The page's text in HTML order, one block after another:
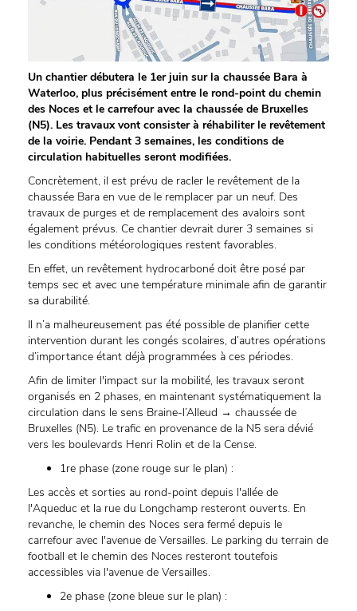
Un chantier débutera le 1er juin sur la chaussée Bara à
Waterloo, plus précisément entre le rond-point du chemin
des Noces et le carrefour avec la chaussée de Bruxelles
(N5). Les travaux vont consister à réhabiliter le revêtement
de la voirie. Pendant 3 semaines, les conditions de
circulation habituelles seront modifiées.
Concrètement, il est prévu de racler le revêtement de la
chaussée Bara en vue de le remplacer par un neuf. Des
travaux de purges et de remplacement des avaloirs sont
également prévus. Ce chantier devrait durer 3 semaines si
les conditions météorologiques restent favorables.
En effet, un revêtement hydrocarboné doit être posé par
temps sec et avec une température minimale afin de garantir
sa durabilité.
Il n’a malheureusement pas été possible de planifier cette
intervention durant les congés scolaires, d’autres opérations
d’importance étant déjà programmées à ces périodes.
Afin de limiter l'impact sur la mobilité, les travaux seront
organisés en 2 phases, en maintenant systématiquement la
circulation dans le sens Braine-l’Alleud → chaussée de
Bruxelles (N5). Le trafic en provenance de la N5 sera dévié
vers les boulevards Henri Rolin et de la Cense.
1re phase (zone rouge sur le plan) :
Les accès et sorties au rond-point depuis l'allée de
l'Aqueduc et la rue du Longchamp resteront ouverts. En
revanche, le chemin des Noces sera fermé depuis le
carrefour avec l'avenue de Versailles. Le parking du terrain de
football et le chemin des Noces resteront toutefois
accessibles via l'avenue de Versailles.
2e phase (zone bleue sur le plan) :